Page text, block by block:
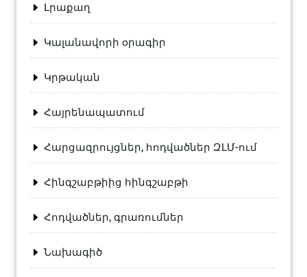
Լրաքաղ
Կալանավորի օրագիր
Կրթական
Հայրենապատում
Հարցազրույցներ, հոդվածներ ԶԼՄ-ում
Հինգշաբթիից հինգշաբթի
Հոդվածներ, գրառումներ
Նախագիծ